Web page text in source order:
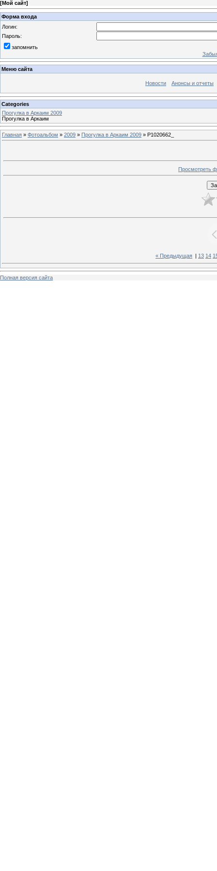
[Мой сайт]
Форма входа
Логин:
Пароль:
запомнить
Меню сайта
Новости Анонсы и отчеты
Categories
Прогулка в Аркаим 2009
Прогулка в Аркаим
Главная » Фотоальбом » 2009 » Прогулка в Аркаим 2009 » P1020662_
Просмотреть
« Предыдущая 13 14
Полная версия сайта